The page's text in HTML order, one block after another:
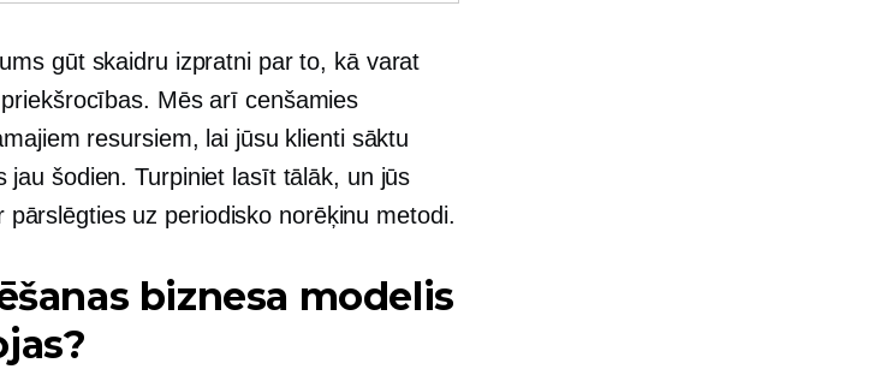
gūt skaidru izpratni par to, kā varat
Mēs arī cenšamies
resursiem, lai jūsu klienti sāktu
jau šodien. Turpiniet lasīt tālāk, un jūs
pārslēgties uz periodisko norēķinu metodi.
biznesa modelis